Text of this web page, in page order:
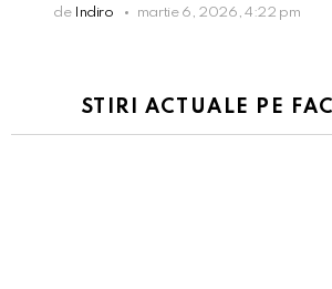
de Indiro martie 6, 2026, 4:22 pm
STIRI ACTUALE PE